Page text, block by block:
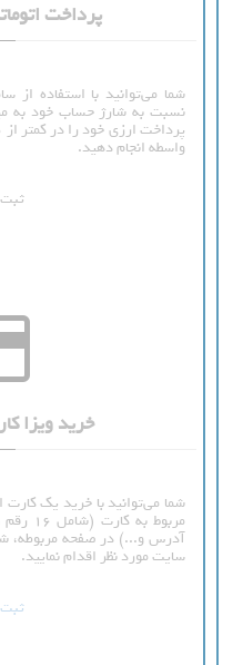
پرداخت اتوماتیک
نسبت به شارژ حساب خود به
واسطه انجام دهید.
خرید ویزا
شما می‌توانید با خرید یک کارت
آدرس و...) در صفحه مربوطه،
سایت مورد نظر اقدام نمایید.